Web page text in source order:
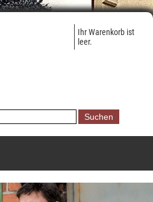
Ihr Warenkorb ist
leer.